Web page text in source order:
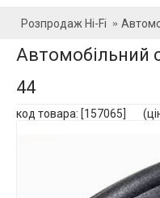
Розпродаж Hi-Fi
Автомобільний
44
код товара: [157065]